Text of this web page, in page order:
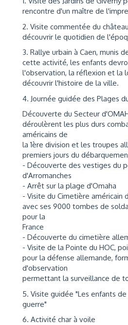
rencontre d'un maître de
2. Visite commentée du
découvrir le quotidien de
3. Rallye urbain à Caen, munis
cette activité, les enfants
l'observation, la réflexion et la
découvrir l'histoire de la ville.
4. Journée guidée des Plages
Découverte du Secteur
déroulèrent les plus durs
américains de
la 1ère division et les troupes
premiers jours du
- Découverte des vestiges du
d'Arromanches
- Arrêt sur la plage d'Omaha
- Visite du Cimetière américain
avec ses 9000 tombes de
pour la
France
- Découverte du cimetière
- Visite de la Pointe du HOC,
pour la défense allemande,
d'observation
permettant la surveillance de
5. Visite guidée "Les enfants
guerre"
6. Activité char à voile